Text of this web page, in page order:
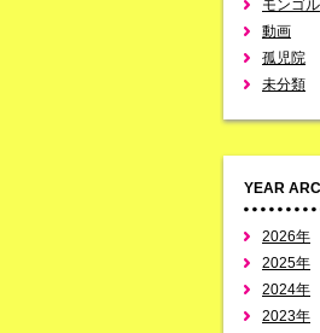
モンゴル
動画
孤児院
未分類
YEAR
2026年
2025年
2024年
2023年